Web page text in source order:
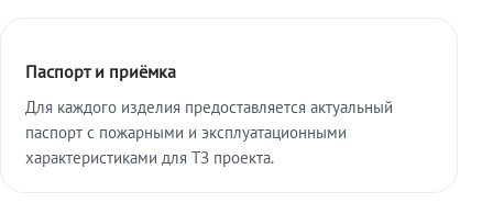
Паспорт и приёмка
Для каждого изделия предоставляется актуальный
паспорт с пожарными и эксплуатационными
характеристиками для ТЗ проекта.